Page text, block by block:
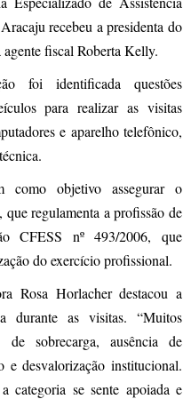
recebeu a presidenta do
fiscal Roberta Kelly.
foi identificada questões
para realizar as visitas
e aparelho telefônico,
como objetivo assegurar o
regulamenta a profissão de
CFESS nº 493/2006, que
do exercício profissional.
Rosa Horlacher destacou a
durante as visitas. “Muitos
de sobrecarga, ausência de
e desvalorização institucional.
categoria se sente apoiada e